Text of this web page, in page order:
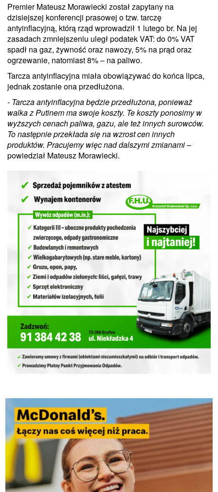
Premier Mateusz Morawiecki został zapytany na
dzisiejszej konferencji prasowej o tzw. tarczę
antyinflacyjną, którą rząd wprowadził 1 lutego br. Na jej
zasadach zmniejszeniu uległ podatek VAT: do 0% VAT
spadł na gaz, żywność oraz nawozy, 5% na prąd oraz
ogrzewanie, natomiast 8% – na paliwo.
Tarcza antyinflacyjna miała obowiązywać do końca lipca,
jednak zostanie ona przedłużona.
- Tarcza antyinflacyjna będzie przedłużona, ponieważ
walka z Putinem ma swoje koszty. Te koszty ponosimy w
wyższych cenach paliwa, gazu, ale też innych surowców.
To następnie przekłada się na wzrost cen innych
produktów. Pracujemy więc nad dalszymi zmianami–
powiedział Mateusz Morawiecki.